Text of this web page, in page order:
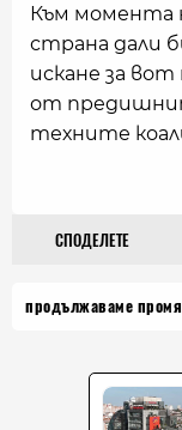
Към момента
страна дали
искане за вот
от
техните
СПОДЕЛЕТЕ
продължаваме